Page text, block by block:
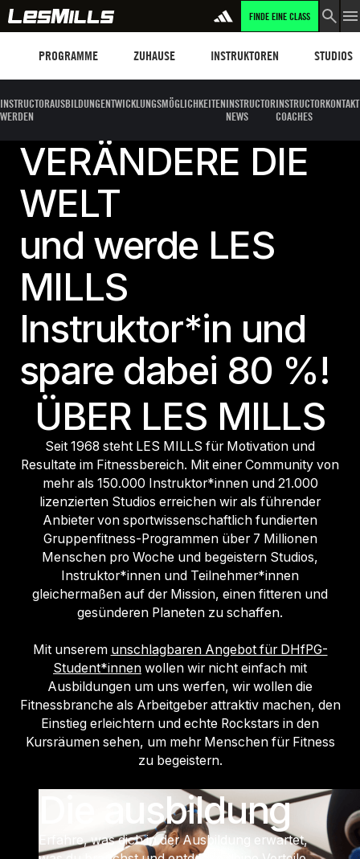
FINDE EINE CLASS
PROGRAMME ZUHAUSE INSTRUKTOREN STUDIOS
INSTRUCTOR
WERDEN
AUSBILDUNGENTWICKLUNGSMÖGLICHKEITENINSTRUCTOR
NEWS
INSTRUCTOR
COACHES
KONTAKT
VERÄNDERE DIE
WELT
und werde LES
MILLS
Instruktor*in und
spare dabei 80 %!
ÜBER LES MILLS
Seit 1968 steht LES MILLS für Motivation und
Resultate im Fitnessbereich. Mit einer Community von
mehr als 150.000 Instruktor*innen und 21.000
lizenzierten Studios erreichen wir als führender
Anbieter von sportwissenschaftlich fundierten
Gruppenfitness-Programmen über 7 Millionen
Menschen pro Woche und begeistern Studios,
Instruktor*innen und Teilnehmer*innen
gleichermaßen auf der Mission, einen fitteren und
gesünderen Planeten zu schaffen.
Mit unserem unschlagbaren Angebot für DHfPG-
Student*innen wollen wir nicht einfach mit
Ausbildungen um uns werfen, wir wollen die
Fitnessbranche als Arbeitgeber attraktiv machen, den
Einstieg erleichtern und echte Rockstars in den
Kursräumen sehen, um mehr Menschen für Fitness
zu begeistern.
Die ausbildung
Erfahre, was dich in der Ausbildung erwartet,